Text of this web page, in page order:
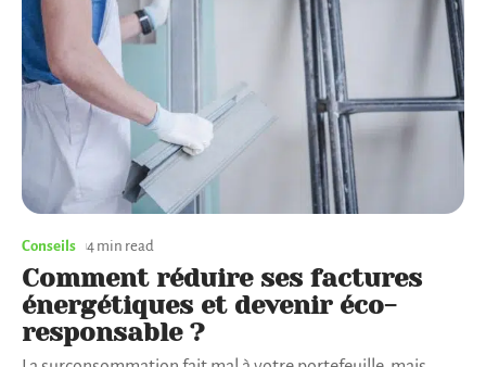
Conseils 4 min read
Comment réduire ses factures
énergétiques et devenir éco-
responsable ?